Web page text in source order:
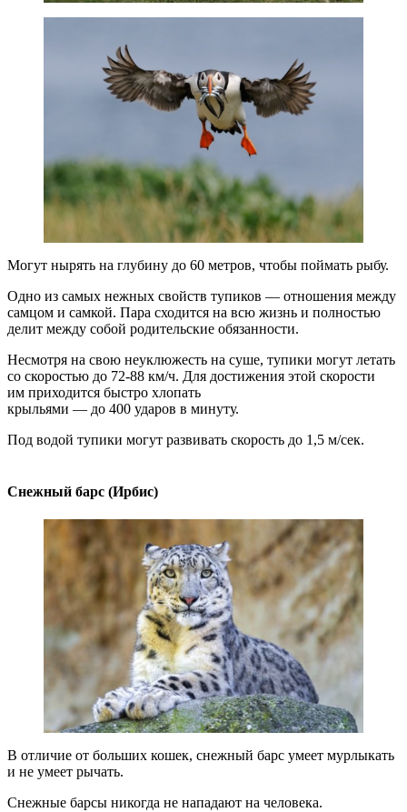
Могут нырять на глубину до 60 метров, чтобы поймать рыбу.
Одно из самых нежных свойств тупиков — отношения между
самцом и самкой. Пара сходится на всю жизнь и полностью
делит между собой родительские обязанности.
Несмотря на свою неуклюжесть на суше, тупики могут летать
со скоростью до 72-88 км/ч. Для достижения этой скорости
им приходится быстро хлопать
крыльями — до 400 ударов в минуту.
Под водой тупики могут развивать скорость до 1,5 м/сек.
Снежный барс (Ирбис)
В отличие от больших кошек, снежный барс умеет мурлыкать
и не умеет рычать.
Снежные барсы никогда не нападают на человека.